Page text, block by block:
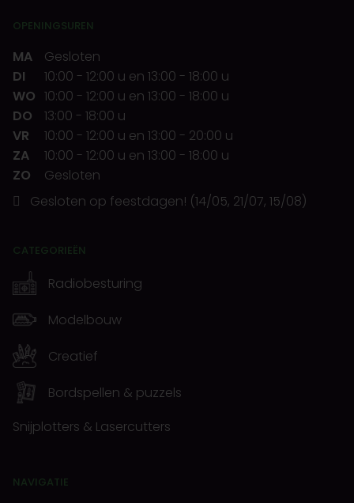
OPENINGSUREN
MA
Gesloten
DI
10:00 - 12:00 u en 13:00 - 18:00 u
WO 10:00 - 12:00 u en 13:00 - 18:00 u
DO
13:00 - 18:00 u
VR
10:00 - 12:00 u en 13:00 - 20:00 u
ZA
10:00 - 12:00 u en 13:00 - 18:00 u
ZO
Gesloten
Gesloten op feestdagen! (14/05, 21/07, 15/08)
CATEGORIEËN
Radiobesturing
Modelbouw
Creatief
Bordspellen & puzzels
Snijplotters & Lasercutters
NAVIGATIE